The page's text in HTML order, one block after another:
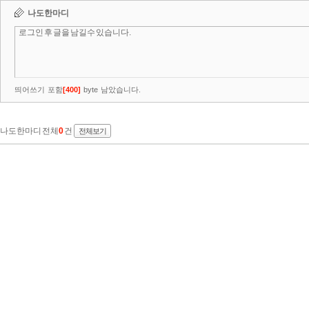
나도한마디
띄어쓰기 포함[400] byte 남았습니다.
나도한마디 전체 0건 전체보기